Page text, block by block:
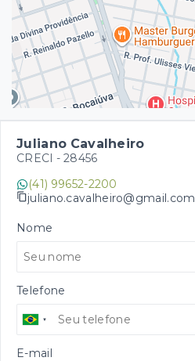
Juliano Cavalheiro
CRECI - 28456
(41) 99652-2200
juliano.cavalheiro@gmail.com
Nome
Telefone
E-mail